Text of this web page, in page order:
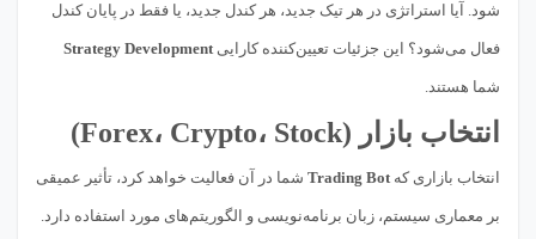
شود. آیا استراتژی در هر تیک جدید، هر کندل جدید، یا فقط در پایان کندل
فعال می‌شود؟ این جزئیات تعیین‌کننده کاراییStrategy Development
شما هستند.
انتخاب بازار (Forex، Crypto، Stock)
انتخاب بازاری کهTrading Bot شما در آن فعالیت خواهد کرد، تأثیر عمیقی
بر معماری سیستم، زبان برنامه‌نویسی و الگوریتم‌های مورد استفاده دارد.